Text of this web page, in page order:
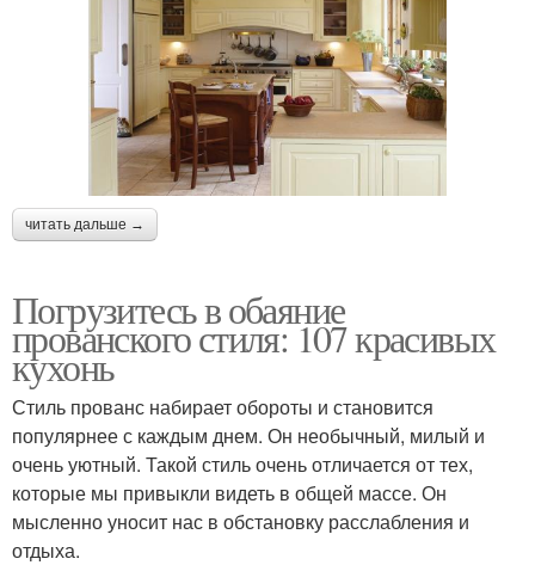
читать дальше →
Погрузитесь в обаяние
прованского стиля: 107 красивых
кухонь
Стиль прованс набирает обороты и становится
популярнее с каждым днем. Он необычный, милый и
очень уютный. Такой стиль очень отличается от тех,
которые мы привыкли видеть в общей массе. Он
мысленно уносит нас в обстановку расслабления и
отдыха.